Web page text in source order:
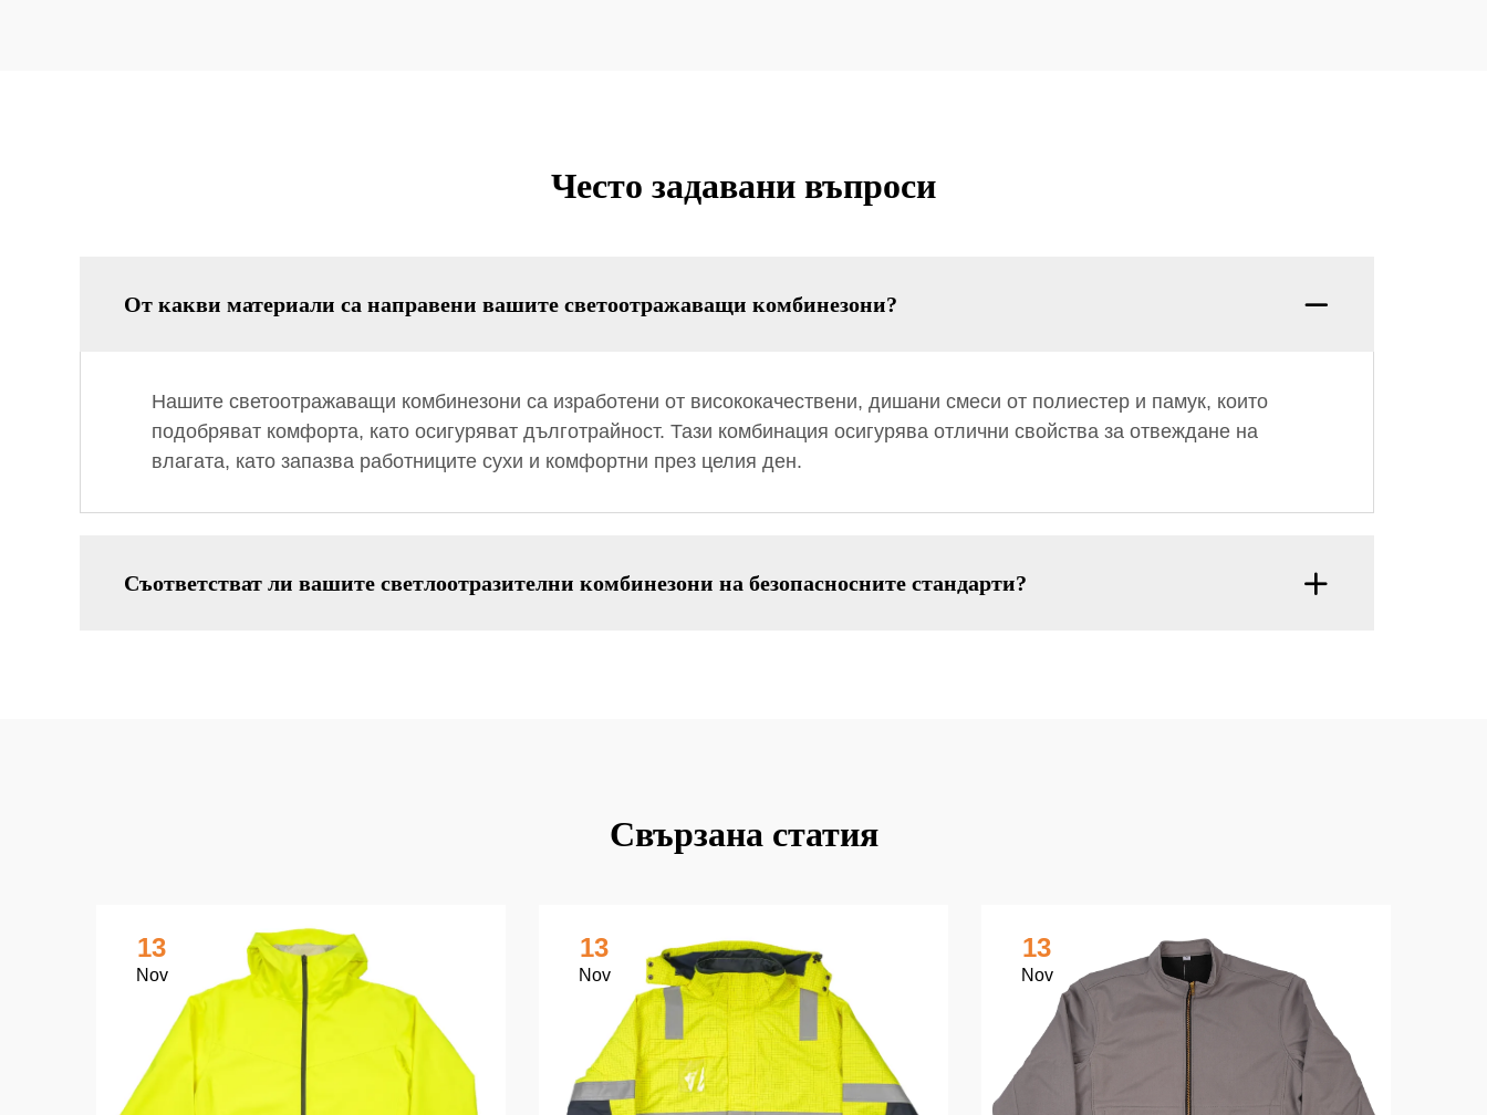
Често задавани въпроси
От какви материали са направени вашите светоотражаващи комбинезони?
Нашите светоотражаващи комбинезони са изработени от висококачествени, дишани смеси от полиестер и памук, които
подобряват комфорта, като осигуряват дълготрайност. Тази комбинация осигурява отлични свойства за отвеждане на
влагата, като запазва работниците сухи и комфортни през целия ден.
Съответстват ли вашите светлоотразителни комбинезони на безопасносните стандарти?
Свързана статия
13
Nov
13
Nov
13
Nov